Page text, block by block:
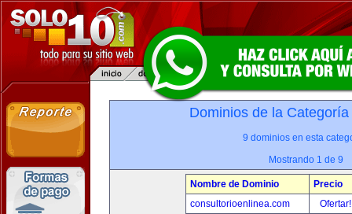
Dominios de la
9 dominios en esta
Mostrando 1 de 9
Nombre de Dominio
Precio
consultorioenlinea.com